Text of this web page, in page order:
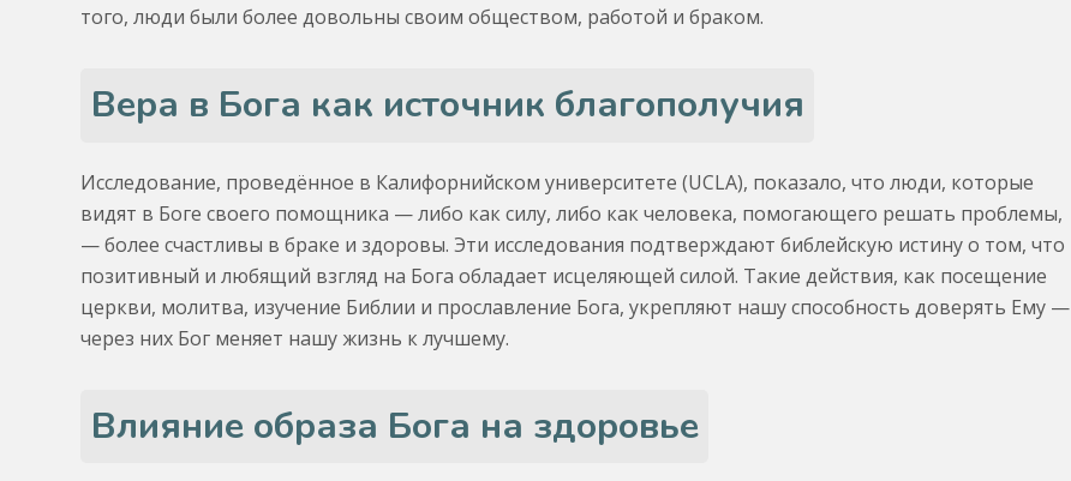
того, люди были более довольны своим обществом, работой и браком.
Вера в Бога как источник благополучия
Исследование, проведённое в Калифорнийском университете (UCLA), показало, что люди, которые
видят в Боге своего помощника — либо как силу, либо как человека, помогающего решать проблемы,
— более счастливы в браке и здоровы. Эти исследования подтверждают библейскую истину о том, что
позитивный и любящий взгляд на Бога обладает исцеляющей силой. Такие действия, как посещение
церкви, молитва, изучение Библии и прославление Бога, укрепляют нашу способность доверять Ему —
через них Бог меняет нашу жизнь к лучшему.
Влияние образа Бога на здоровье